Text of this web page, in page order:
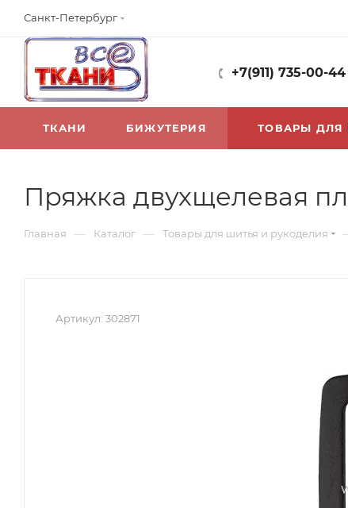
Санкт-Петербург
+7(911) 735-00-44
ТКАНИ БИЖУТЕРИЯ ТОВАРЫ ДЛЯ
Пряжка двухщелевая
Главная — Каталог — Товары для шитья и рукоделия
Артикул: 302871